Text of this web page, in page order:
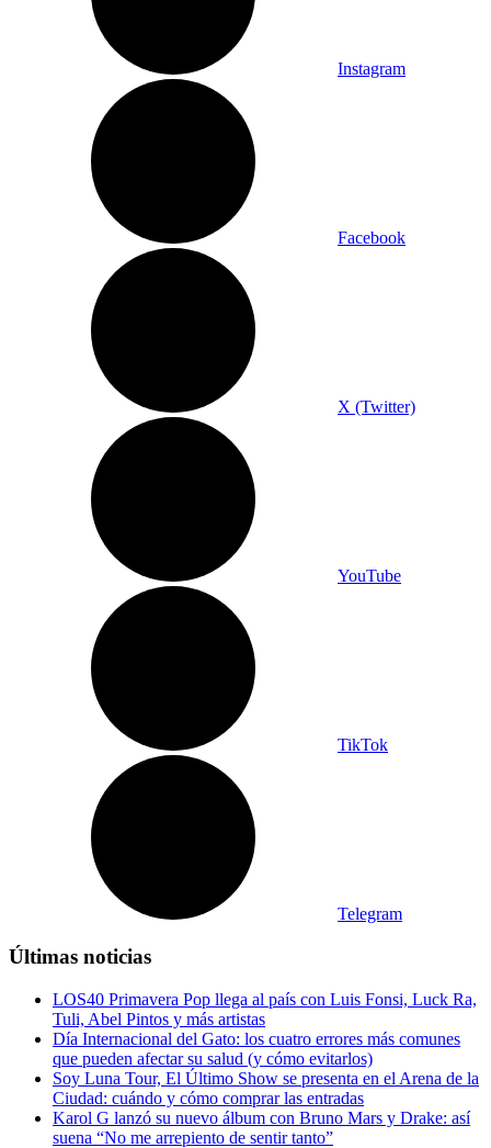
Instagram
Facebook
X (Twitter)
YouTube
TikTok
Telegram
Últimas noticias
LOS40 Primavera Pop llega al país con Luis Fonsi, Luck Ra,
Tuli, Abel Pintos y más artistas
Día Internacional del Gato: los cuatro errores más comunes
que pueden afectar su salud (y cómo evitarlos)
Soy Luna Tour, El Último Show se presenta en el Arena de la
Ciudad: cuándo y cómo comprar las entradas
Karol G lanzó su nuevo álbum con Bruno Mars y Drake: así
suena “No me arrepiento de sentir tanto”